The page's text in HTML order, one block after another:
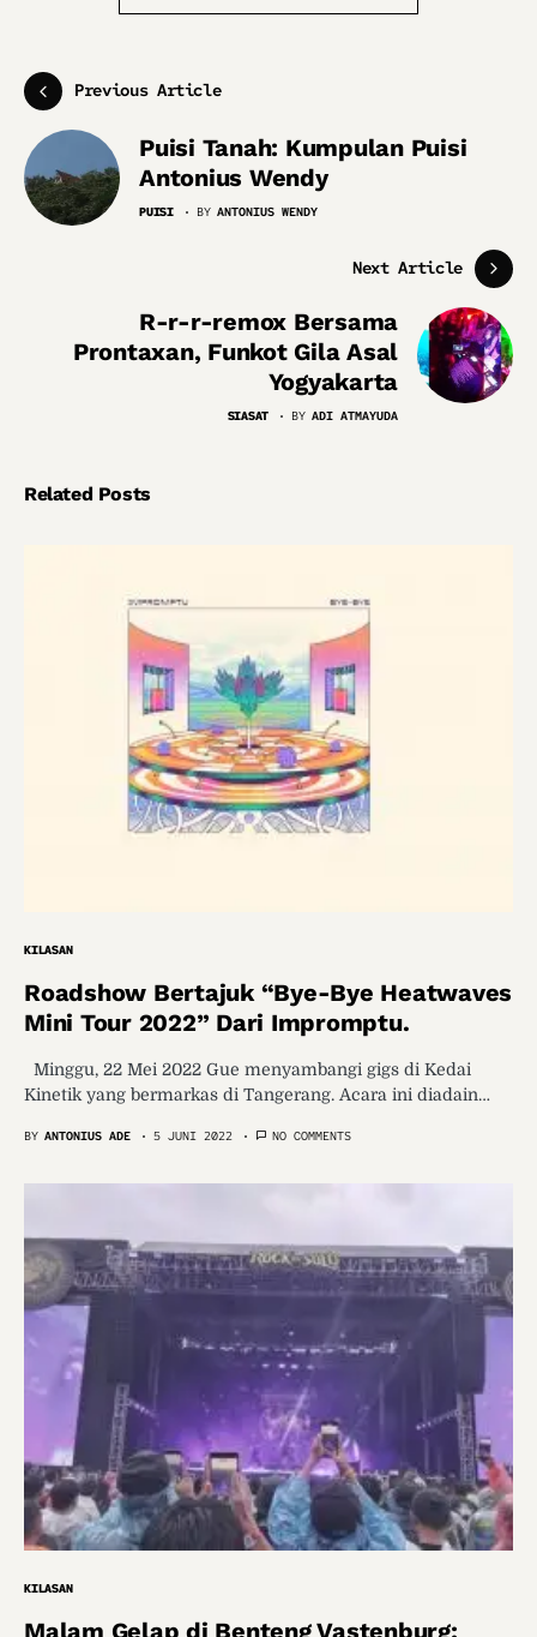
Previous Article
Puisi Tanah: Kumpulan Puisi
Antonius Wendy
PUISI BY ANTONIUS WENDY
Next Article
R-r-r-remox Bersama
Prontaxan, Funkot Gila Asal
Yogyakarta
SIASAT BY ADI ATMAYUDA
Related Posts
KILASAN
Roadshow Bertajuk “Bye-Bye Heatwaves
Mini Tour 2022” Dari Impromptu.
Minggu, 22 Mei 2022 Gue menyambangi gigs di Kedai
Kinetik yang bermarkas di Tangerang. Acara ini diadain…
BY ANTONIUS ADE 5 JUNI 2022 NO COMMENTS
KILASAN
Malam Gelap di Benteng Vastenburg: